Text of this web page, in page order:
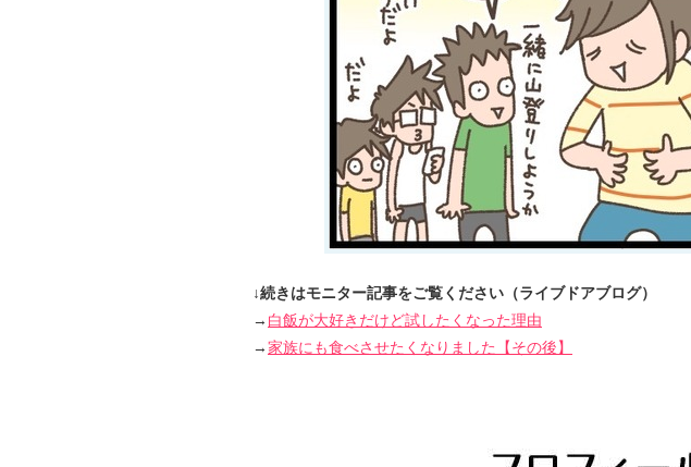
↓続きはモニター記事をご覧ください（ライブドアブログ）
→ 白飯が大好きだけど試したくなった理由
→家族にも食べさせたくなりました【その後】